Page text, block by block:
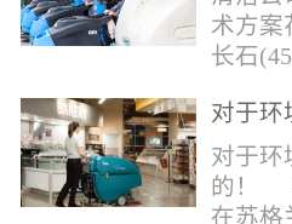
术方案
长石
含有极
能看出
体，硬
在6.5
对于环
的！
对于环
的！
在苏格